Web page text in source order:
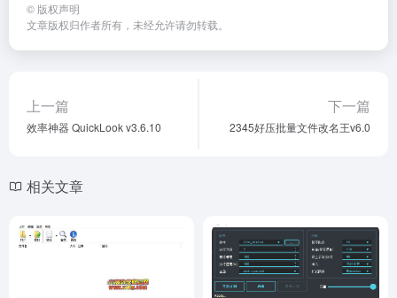
© 版权声明
文章版权归作者所有，未经允许请勿转载。
上一篇
效率神器 QuickLook v3.6.10
下一篇
2345好压批量文件改名王v6.0
相关文章